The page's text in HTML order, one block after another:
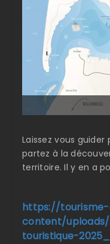
Laissez vous
partez à la
territoire. Il y en a
https://
content/
touristique-